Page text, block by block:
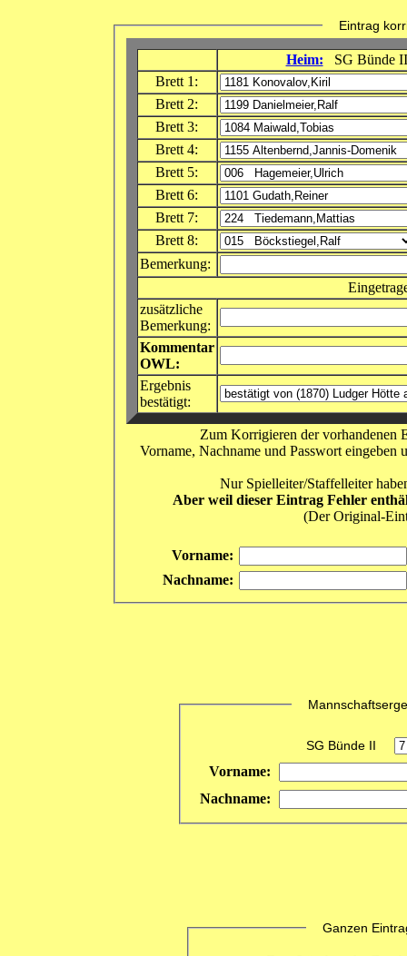
Eintrag
Heim:
SG Bünde II
Brett 1:
Brett 2:
Brett 3:
Brett 4:
Brett 5:
Brett 6:
Brett 7:
Brett 8:
Bemerkung:
zusätzliche
Bemerkung:
Kommentar
OWL:
Ergebnis
bestätigt:
Zum Korrigieren der vorhandenen
Vorname, Nachname und Passwort
Nur Spielleiter/Staffelleiter
Aber weil dieser Eintrag Fehler
(Der Original-
Vorname:
Nachname:
SG Bünde II
Vorname:
Nachname:
Ganzen